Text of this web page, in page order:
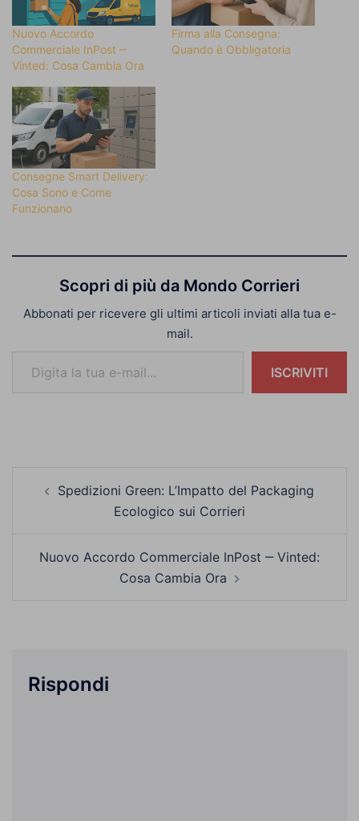
Nuovo Accordo
Commerciale InPost ‒
Vinted: Cosa Cambia Ora
Firma alla Consegna:
Quando è Obbligatoria
Consegne Smart Delivery:
Cosa Sono e Come
Funzionano
Scopri di più da Mondo Corrieri
Abbonati per ricevere gli ultimi articoli inviati alla tua e-
mail.
Digita la tua e-mail...
ISCRIVITI
articoloSpedizioni Green: L’Impatto del Packaging
Ecologico sui Corrieri
Nuovo Accordo Commerciale InPost ‒ Vinted:
Cosa Cambia Ora
Rispondi